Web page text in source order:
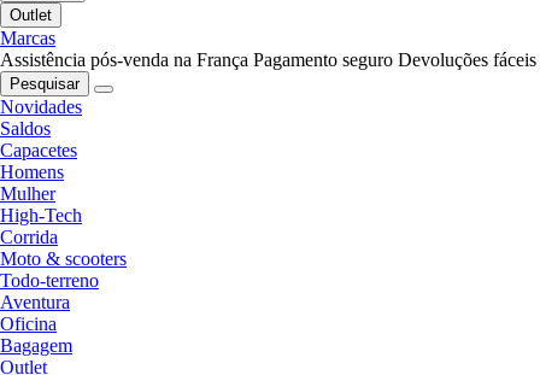
Outlet
Marcas
Assistência pós-venda na França Pagamento seguro Devoluções fáceis
Pesquisar
Novidades
Saldos
Capacetes
Homens
Mulher
High-Tech
Corrida
Moto & scooters
Todo-terreno
Aventura
Oficina
Bagagem
Outlet